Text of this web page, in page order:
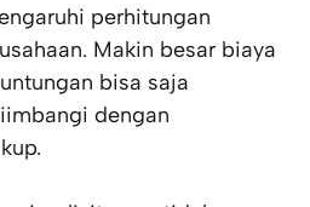
perhitungan
Makin besar biaya
bisa saja
dengan